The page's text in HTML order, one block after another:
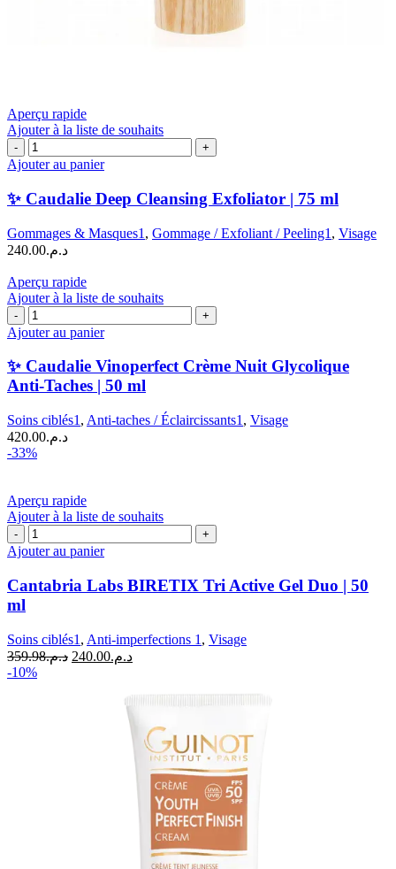
Aperçu rapide
Ajouter à la liste de souhaits
quantité
de
Caudalie
Deep
Exfoliator
|
ml
Ajouter au panier
✨ Caudalie Deep Cleansing Exfoliator | 75 ml
Gommages & Masques1 , Gommage / Exfoliant / Peeling1 , Visage
د.م.240.00
Aperçu rapide
Ajouter à la liste de souhaits
quantité
de
Caudalie
Vinoperfect
Crème
Glycolique
Anti-
Taches
ml
Ajouter au panier
✨ Caudalie Vinoperfect Crème Nuit Glycolique
Anti-Taches | 50 ml
Soins ciblés1 , Anti-taches / Éclaircissants1 , Visage
د.م.420.00
-33%
Aperçu rapide
Ajouter à la liste de souhaits
quantité
de
Cantabria
Labs
BIRETIX
Gel
Duo
|
Ajouter au panier
Cantabria Labs BIRETIX Tri Active Gel Duo | 50
ml
Soins ciblés1 , Anti-imperfections 1 , Visage
د.م.359.98
Le
د.م.240.00
Le
-10%